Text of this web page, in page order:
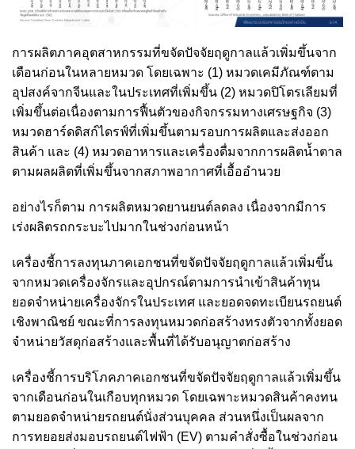
การผลิตภาคอุตสาหกรรมที่ขจัดปัจจัยฤดูกาลแล้วเพิ่มขึ้นจาก
เดือนก่อนในหลายหมวด โดยเฉพาะ (1) หมวดเคมีภัณฑ์ตาม
อุปสงค์จากจีนและในประเทศที่เพิ่มขึ้น (2) หมวดปิโตรเลียมที่
เพิ่มขึ้นต่อเนื่องตามการฟื้นตัวของกิจกรรมทางเศรษฐกิจ (3)
หมวดฮาร์ดดิสก์ไดรฟ์ที่เพิ่มขึ้นตามรอบการผลิตและส่งออก
สินค้า และ (4) หมวดอาหารและเครื่องดื่มจากการผลิตน้ำตาล
ตามผลผลิตที่เพิ่มขึ้นจากสภาพอากาศที่เอื้ออำนวย
อย่างไรก็ตาม การผลิตหมวดยานยนต์ลดลง เนื่องจากมีการ
เร่งผลิตรถกระบะไปมากในช่วงก่อนหน้า
เครื่องชี้การลงทุนภาคเอกชนที่ขจัดปัจจัยฤดูกาลแล้วเพิ่มขึ้น
จากหมวดเครื่องจักรและอุปกรณ์ตามการนำเข้าสินค้าทุน
ยอดจำหน่ายเครื่องจักรในประเทศ และยอดจดทะเบียนรถยนต์
เชิงพาณิชย์ ขณะที่การลงทุนหมวดก่อสร้างทรงตัวจากทั้งยอด
จำหน่ายวัสดุก่อสร้างและพื้นที่ได้รับอนุญาตก่อสร้าง
เครื่องชี้การบริโภคภาคเอกชนที่ขจัดปัจจัยฤดูกาลแล้วเพิ่มขึ้น
จากเดือนก่อนในเกือบทุกหมวด โดยเฉพาะหมวดสินค้าคงทน
ตามยอดจำหน่ายรถยนต์นั่งส่วนบุคคล ส่วนหนึ่งเป็นผลจาก
การทยอยส่งมอบรถยนต์ไฟฟ้า (EV) ตามคำสั่งซื้อในช่วงก่อน